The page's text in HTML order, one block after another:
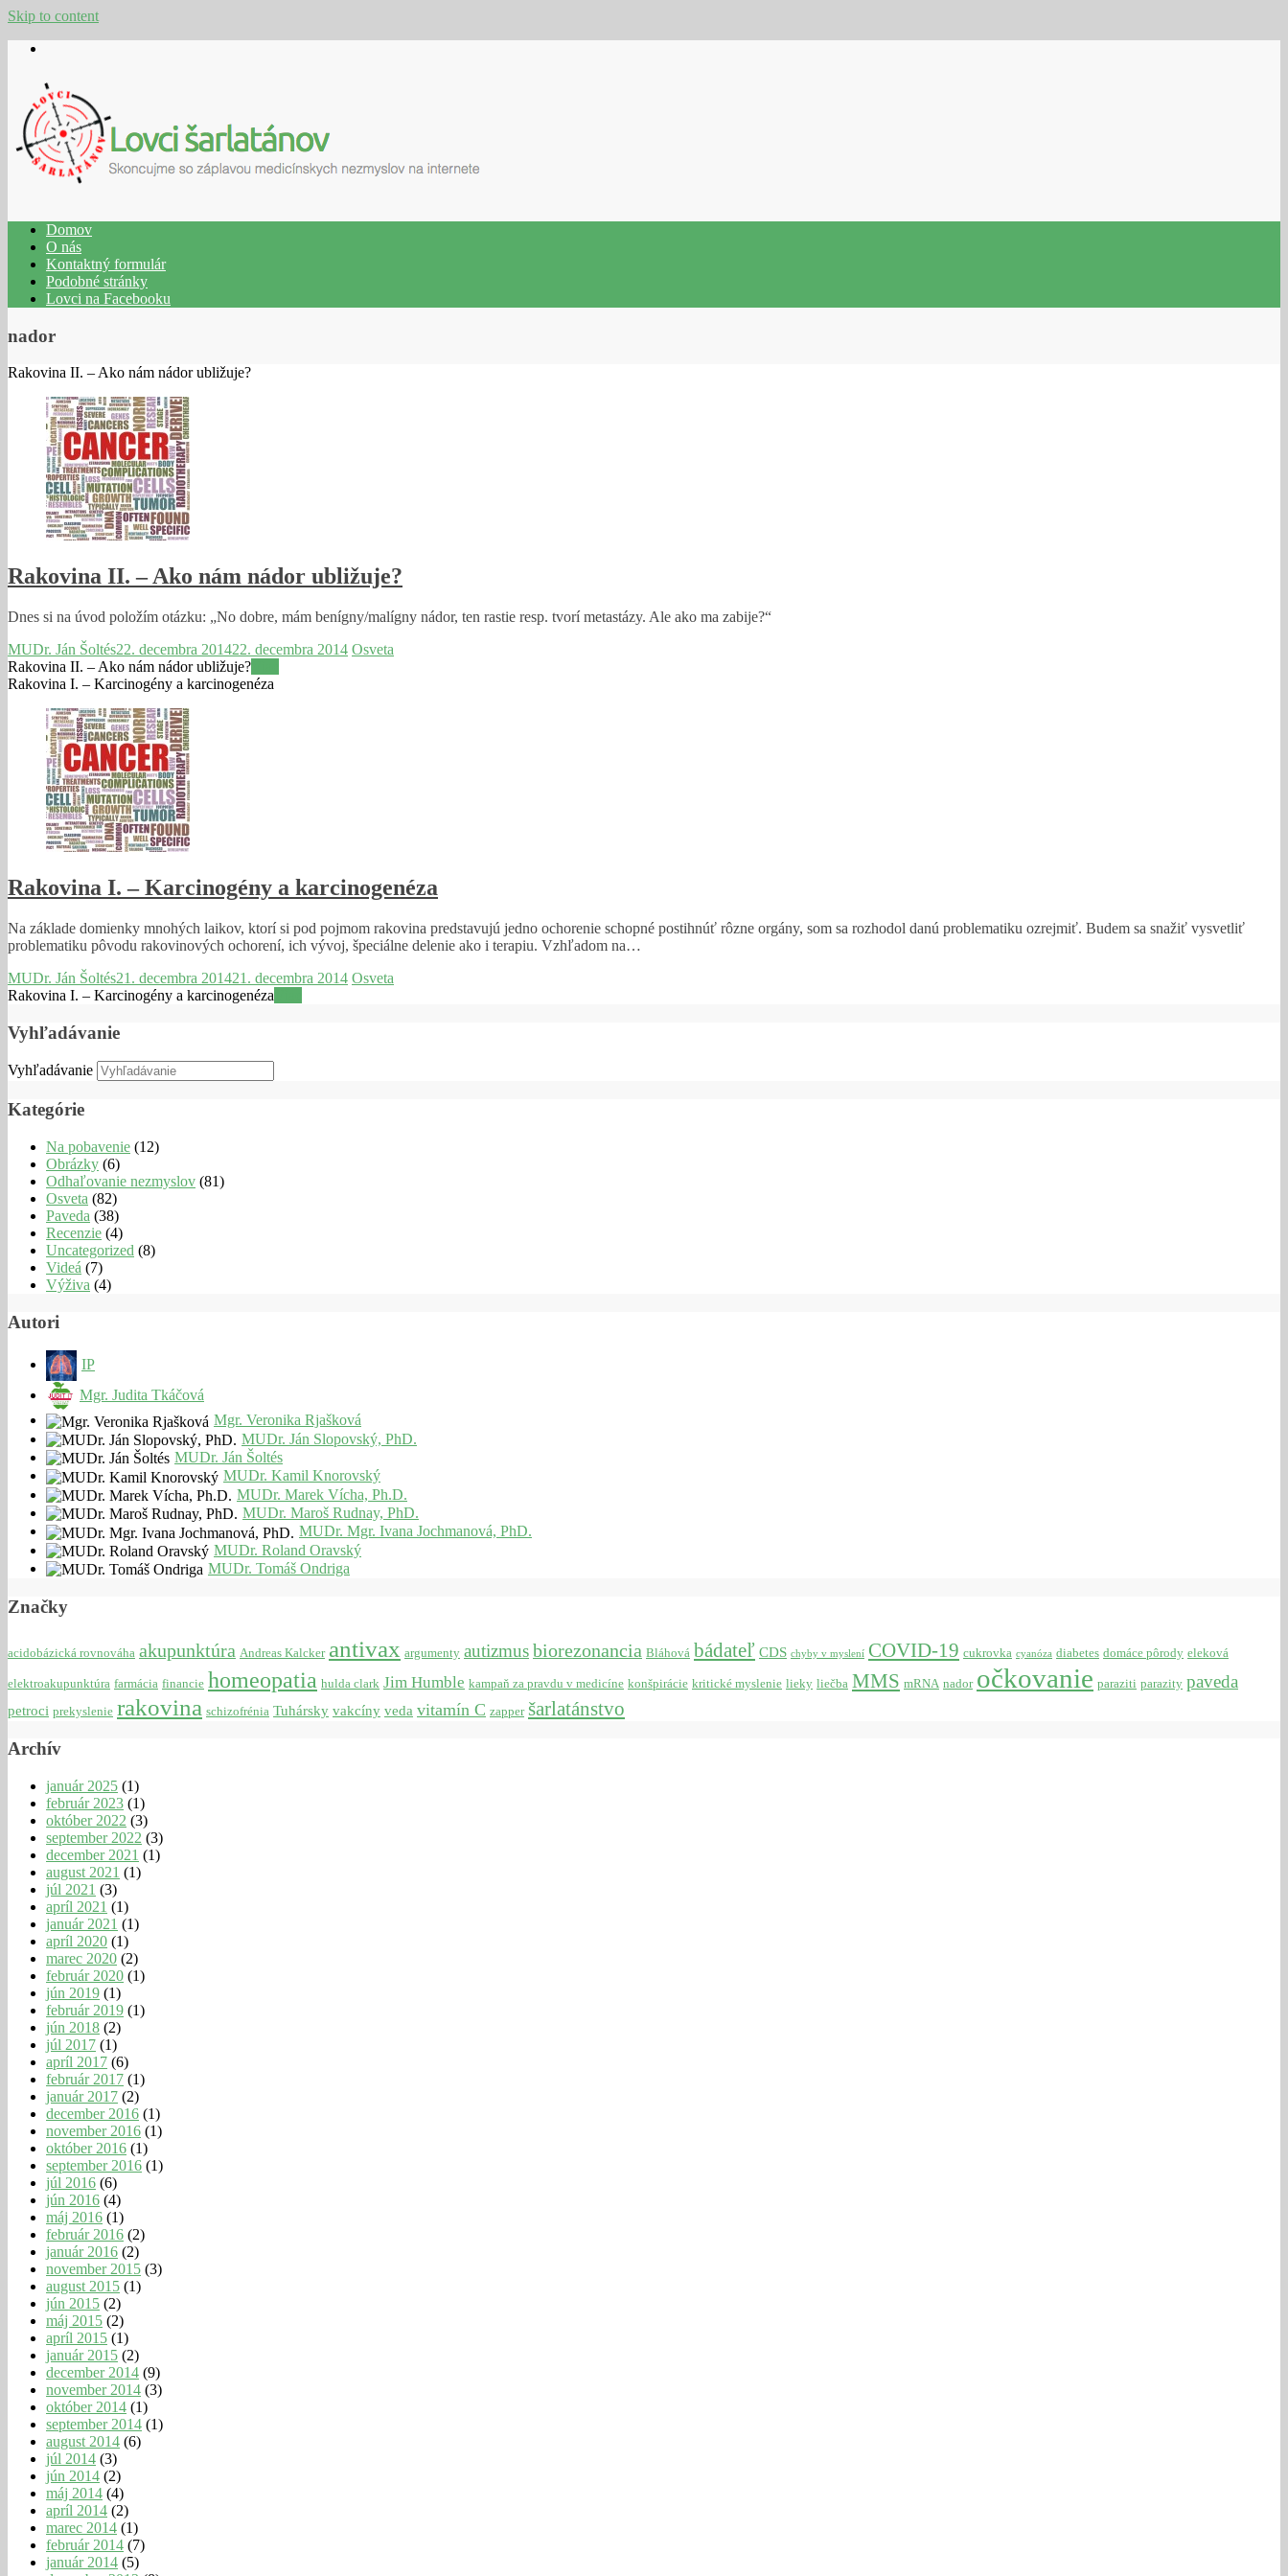
Skip to content
Domov
O nás
Kontaktný formulár
Podobné stránky
Lovci na Facebooku
nador
Rakovina II. – Ako nám nádor ubližuje?
Rakovina II. – Ako nám nádor ubližuje?
Dnes si na úvod položím otázku: „No dobre, mám benígny/malígny nádor, ten rastie resp. tvorí metastázy. Ale ako ma zabije?“
MUDr. Ján Šoltés22. decembra 201422. decembra 2014 Osveta
Rakovina II. – Ako nám nádor ubližuje?
Rakovina I. – Karcinogény a karcinogenéza
Rakovina I. – Karcinogény a karcinogenéza
Na základe domienky mnohých laikov, ktorí si pod pojmom rakovina predstavujú jedno ochorenie schopné postihnúť rôzne orgány, som sa rozhodol danú problematiku ozrejmiť. Budem sa snažiť vysvetliť
problematiku pôvodu rakovinových ochorení, ich vývoj, špeciálne delenie ako i terapiu. Vzhľadom na…
MUDr. Ján Šoltés21. decembra 201421. decembra 2014 Osveta
Rakovina I. – Karcinogény a karcinogenéza
Vyhľadávanie
Vyhľadávanie
Kategórie
Na pobavenie (12)
Obrázky (6)
Odhaľovanie nezmyslov (81)
Osveta (82)
Paveda (38)
Recenzie (4)
Uncategorized (8)
Videá (7)
Výživa (4)
Autori
IP
Mgr. Judita Tkáčová
Mgr. Veronika Rjašková
MUDr. Ján Slopovský, PhD.
MUDr. Ján Šoltés
MUDr. Kamil Knorovský
MUDr. Marek Vícha, Ph.D.
MUDr. Maroš Rudnay, PhD.
MUDr. Mgr. Ivana Jochmanová, PhD.
MUDr. Roland Oravský
MUDr. Tomáš Ondriga
Značky
acidobázická rovnováha akupunktúra Andreas Kalcker antivax argumenty autizmusbiorezonancia Bláhová bádateľ CDS chyby v myslení COVID-19 cukrovka cyanóza diabetes domáce pôrody eleková
elektroakupunktúra farmácia financie homeopatia hulda clark Jim Humble kampaň za pravdu v medicíne konšpirácie kritické myslenie lieky liečba MMS mRNA nador očkovanie paraziti parazity paveda
petroci prekyslenie rakovina schizofrénia Tuhársky vakcíny veda vitamín C zapper šarlatánstvo
Archív
január 2025 (1)
február 2023 (1)
október 2022 (3)
september 2022 (3)
december 2021 (1)
august 2021 (1)
júl 2021 (3)
apríl 2021 (1)
január 2021 (1)
apríl 2020 (1)
marec 2020 (2)
február 2020 (1)
jún 2019 (1)
február 2019 (1)
jún 2018 (2)
júl 2017 (1)
apríl 2017 (6)
február 2017 (1)
január 2017 (2)
december 2016 (1)
november 2016 (1)
október 2016 (1)
september 2016 (1)
júl 2016 (6)
jún 2016 (4)
máj 2016 (1)
február 2016 (2)
január 2016 (2)
november 2015 (3)
august 2015 (1)
jún 2015 (2)
máj 2015 (2)
apríl 2015 (1)
január 2015 (2)
december 2014 (9)
november 2014 (3)
október 2014 (1)
september 2014 (1)
august 2014 (6)
júl 2014 (3)
jún 2014 (2)
máj 2014 (4)
apríl 2014 (2)
marec 2014 (1)
február 2014 (7)
január 2014 (5)